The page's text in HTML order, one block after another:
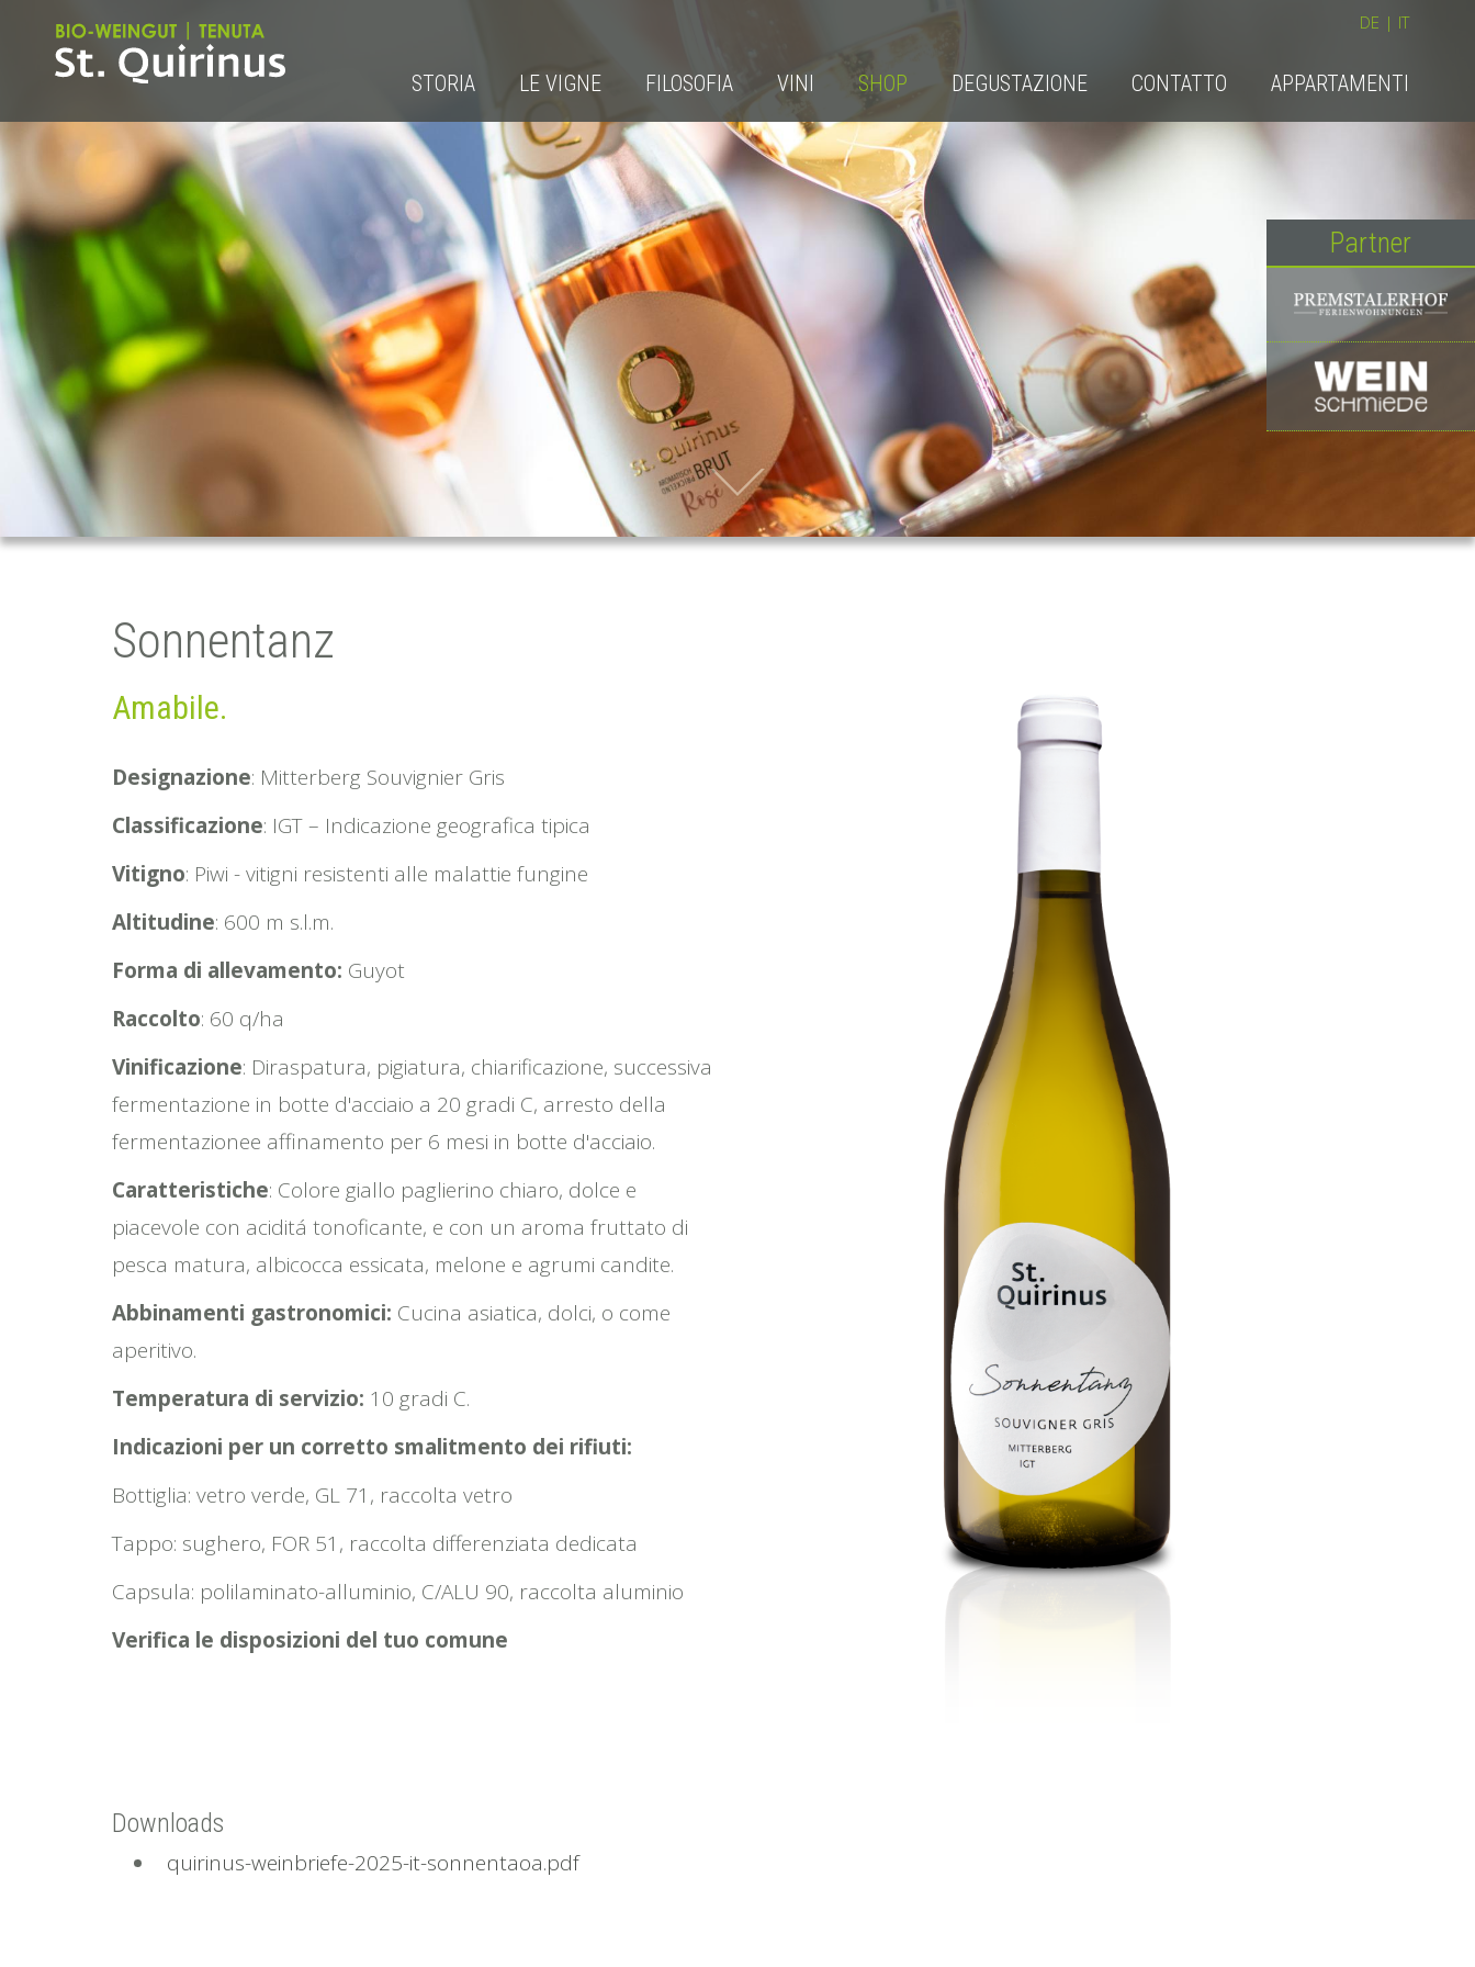
DE | IT
STORIA LE VIGNE FILOSOFIA VINI SHOP DEGUSTAZIONE CONTATTO APPARTAMENTI
Partner
Sonnentanz
Amabile.
Designazione: Mitterberg Souvignier Gris
Classificazione: IGT – Indicazione geografica tipica
Vitigno: Piwi - vitigni resistenti alle malattie fungine
Altitudine: 600 m s.l.m.
Forma di allevamento: Guyot
Raccolto: 60 q/ha
Vinificazione: Diraspatura, pigiatura, chiarificazione, successiva
fermentazione in botte d'acciaio a 20 gradi C, arresto della
fermentazionee affinamento per 6 mesi in botte d'acciaio.
Caratteristiche: Colore giallo paglierino chiaro, dolce e
piacevole con aciditá tonoficante, e con un aroma fruttato di
pesca matura, albicocca essicata, melone e agrumi candite.
Abbinamenti gastronomici: Cucina asiatica, dolci, o come
aperitivo.
Temperatura di servizio: 10 gradi C.
Indicazioni per un corretto smalitmento dei rifiuti:
Bottiglia: vetro verde, GL 71, raccolta vetro
Tappo: sughero, FOR 51, raccolta differenziata dedicata
Capsula: polilaminato-alluminio, C/ALU 90, raccolta aluminio
Verifica le disposizioni del tuo comune
Downloads
quirinus-weinbriefe-2025-it-sonnentaoa.pdf